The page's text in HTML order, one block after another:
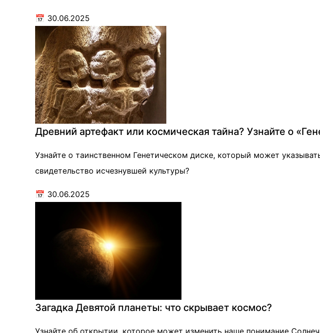
📅 30.06.2025
Древний артефакт или космическая тайна? Узнайте о
Узнайте о таинственном Генетическом диске, который может
свидетельство исчезнувшей культуры?
📅 30.06.2025
Загадка Девятой планеты: что скрывает космос?
Узнайте об открытии, которое может изменить наше понимание